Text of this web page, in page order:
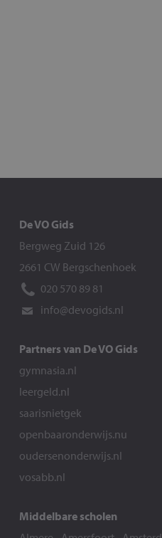
De VO Gids
Bergweg Zuid 126
2661 CW Bergschenhoek
020 570 89 81
info@devogids.nl
Partners van De VO Gids
gymnasia.nl
leergeld.nl
saarisnietgek
openbaaronderwijs.nu
oudersenonderwijs.nl
vosabb.nl
Middelbare scholen